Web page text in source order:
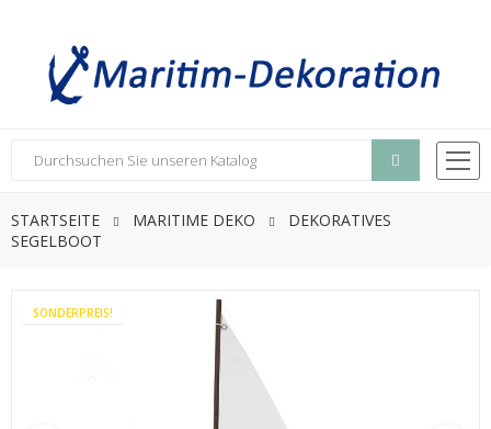
STARTSEITE MARITIME DEKO
DEKORATIVES
SEGELBOOT
SONDERPREIS!